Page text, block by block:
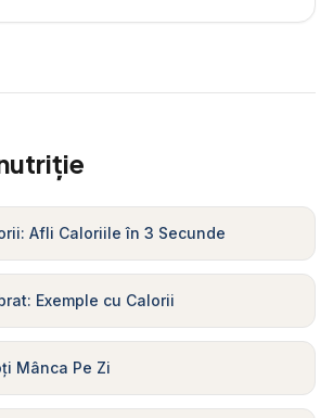
Afli Caloriile în 3 Secunde
Exemple cu Calorii
Mânca Pe Zi